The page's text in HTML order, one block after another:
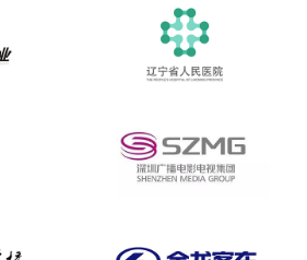
阳监理马朗一号煤矿项目监理部
时资产管理有限公司
保科技有限公司
贵机电制修有限公司
线科技股份有限公司
朗精密材料有限公司
德医院有限责任公司